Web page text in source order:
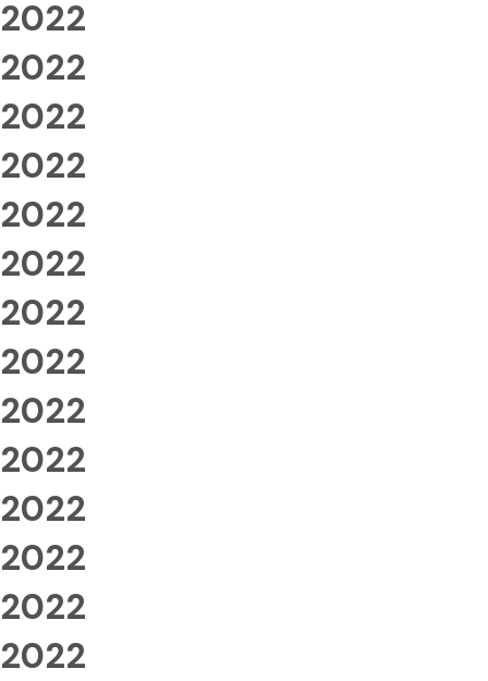
2022
2022
2022
2022
2022
2022
2022
2022
2022
2022
2022
2022
2022
2022